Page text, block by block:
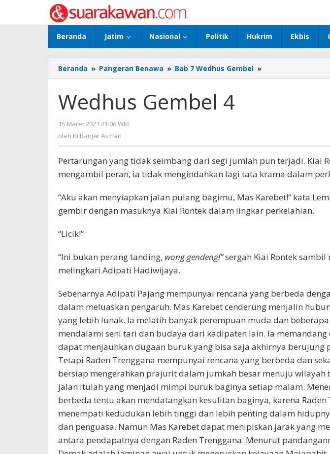
konten
Beranda Jatim Nasional Politik Hukrim Ekbis
Beranda » Pangeran Benawa » Bab 7 Wedhus Gembel »
Gembel
Wedhus Gembel 4
15 Maret 2021 21:06 WIB
oleh Ki Banjar Asman
Pertarungan yang tidak seimbang dari segi jumlah pun terjadi. Kiai
mengambil peran, ia tidak mengindahkan lagi tata krama dalam
“Aku akan menyiapkan jalan pulang bagimu, Mas Karebet!” kata
gembir dengan masuknya Kiai Rontek dalam lingkar perkelahian.
“Licik!”
“Ini bukan perang tanding, wong gendeng!”sergah Kiai Rontek sambil
melingkari Adipati Hadiwijaya.
Sebenarnya Adipati Pajang mempunyai rencana yang berbeda
dalam meluaskan pengaruh. Mas Karebet cenderung menjalin
yang lebih lunak. Ia melatih banyak perempuan muda dan
mendalami seni tari dan budaya dari kadipaten lain. Ia memandang
dapat menjauhkan dugaan buruk yang bisa saja akhirnya berujung
Tetapi Raden Trenggana mempunyai rencana yang berbeda dan
bersiap mengerahkan prajurit dalam jumkah besar menuju wilayah
jalan itulah yang menjadi mimpi buruk baginya setiap malam.
berbeda tentu akan mendatangkan kesulitan baginya, karena Raden
menempati kedudukan lebih tinggi dan lebih penting dalam
dan penguasa. Namun Mas Karebet dapat menipiskan jarak yang
antara pendapatnya dengan Raden Trenggana. Menurut